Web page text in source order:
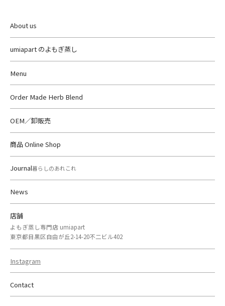
About us
umiapart のよもぎ蒸し
Menu
Order Made Herb Blend
OEM／卸販売
商品 Online Shop
Journal暮らしのあれこれ
News
店舗
よもぎ蒸し専門店 umiapart
東京都目黒区自由が丘2-14-20不二ビル402
Instagram
Contact